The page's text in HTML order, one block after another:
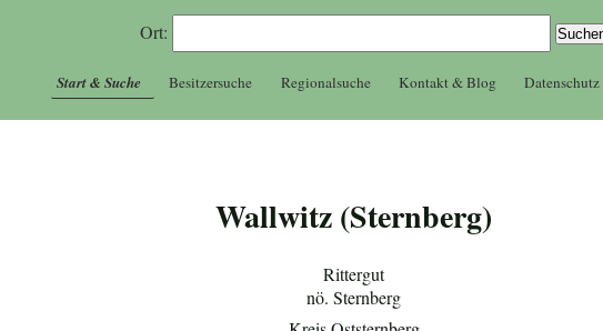
Ort:
Start & Suche Besitzersuche Regionalsuche Kontakt & Blog Datenschutz
Wallwitz (Sternberg)
Rittergut
nö. Sternberg